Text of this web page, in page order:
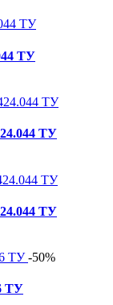
ТУ
ТУ
ТУ
-50%
ТУ